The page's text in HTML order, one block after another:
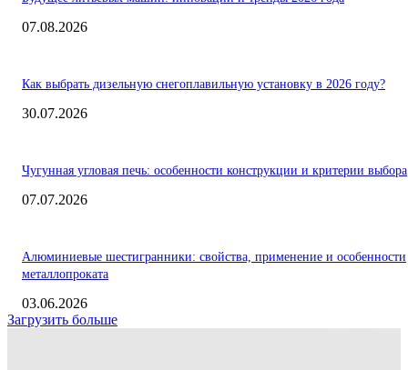
07.08.2026
Как выбрать дизельную снегоплавильную установку в 2026 году?
30.07.2026
Чугунная угловая печь: особенности конструкции и критерии выбора
07.07.2026
Алюминиевые шестигранники: свойства, применение и особенности
металлопроката
03.06.2026
Загрузить больше